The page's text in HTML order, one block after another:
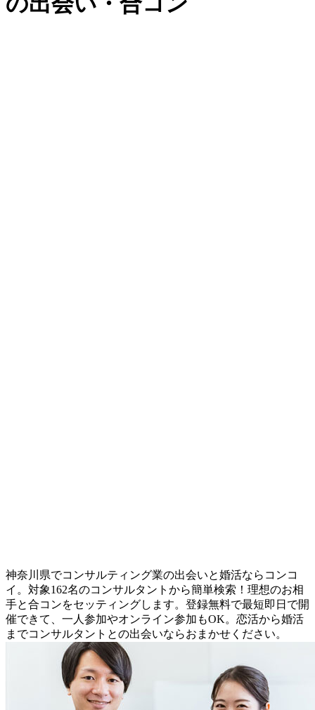
神奈川県でコンサルティング業の出会いと婚活ならコンコ
イ。対象162名のコンサルタントから簡単検索！理想のお相
手と合コンをセッティングします。登録無料で最短即日で開
催できて、一人参加やオンライン参加もOK。恋活から婚活
までコンサルタントとの出会いならおまかせください。